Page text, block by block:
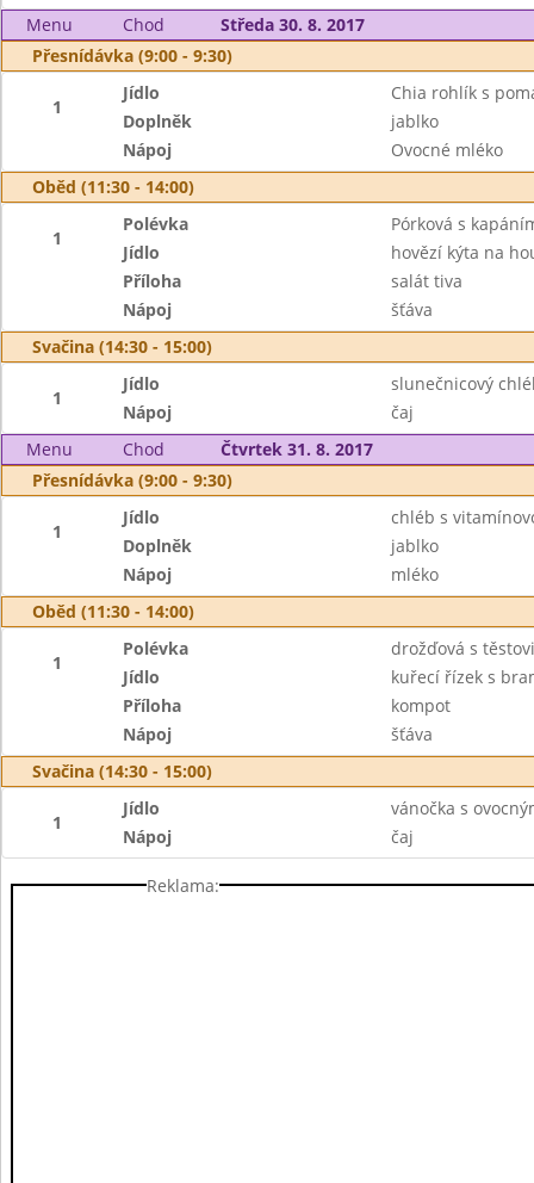
Menu
Chod
Středa 30. 8. 2017
Přesnídávka (9:00 - 9:30)
1
Jídlo
Chia rohlík s
Doplněk
jablko
Nápoj
Ovocné mléko
Oběd (11:30 - 14:00)
1
Polévka
Pórková s
Jídlo
hovězí kýta na
Příloha
salát tiva
Nápoj
šťáva
Svačina (14:30 - 15:00)
1
Jídlo
slunečnicový
Nápoj
čaj
Menu
Chod
Čtvrtek 31. 8. 2017
Přesnídávka (9:00 - 9:30)
1
Jídlo
chléb s
Doplněk
jablko
Nápoj
mléko
Oběd (11:30 - 14:00)
1
Polévka
drožďová s
Jídlo
kuřecí řízek s
Příloha
kompot
Nápoj
šťáva
Svačina (14:30 - 15:00)
1
Jídlo
vánočka s
Nápoj
čaj
Reklama: